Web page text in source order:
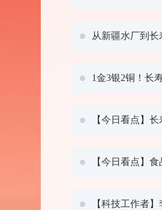
从新疆水厂到
1金3银2铜！长
【今日看点】
【今日看点】
【科技工作者